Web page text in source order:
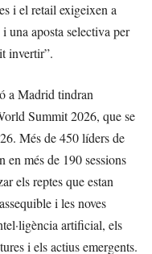
i el retail exigeixen a
una aposta selectiva per
invertir”.
a Madrid tindran
Summit 2026, que se
Més de 450 líders de
en més de 190 sessions
els reptes que estan
i les noves
artificial, els
i els actius emergents.